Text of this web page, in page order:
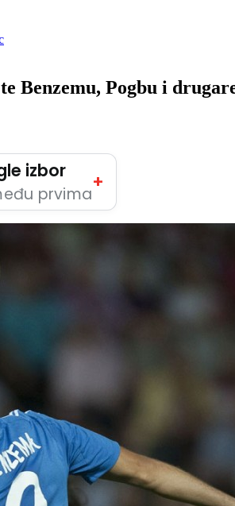
Pogbu i
izbor
prvima
+